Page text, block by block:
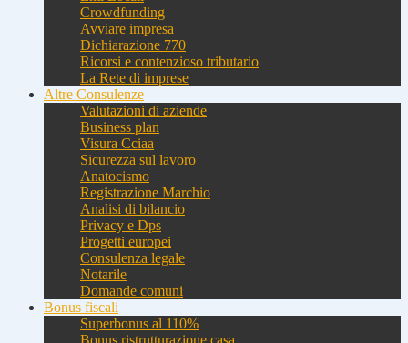
Crowdfunding
Avviare impresa
Dichiarazione 770
Ricorsi e contenzioso tributario
La Rete di imprese
Altre Consulenze
Valutazioni di aziende
Business plan
Visura Cciaa
Sicurezza sul lavoro
Anatocismo
Registrazione Marchio
Analisi di bilancio
Privacy e Dps
Progetti europei
Consulenza legale
Notarile
Domande comuni
Bonus fiscali
Superbonus al 110%
Bonus ristrutturazione casa